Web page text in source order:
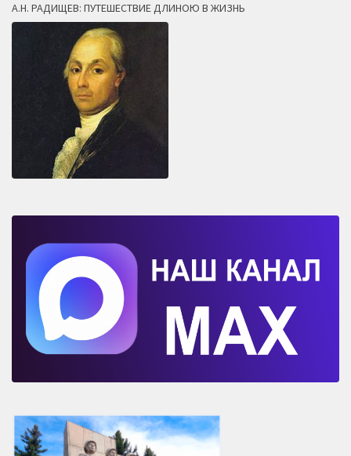
А.Н. РАДИЩЕВ: ПУТЕШЕСТВИЕ ДЛИНОЮ В ЖИЗНЬ